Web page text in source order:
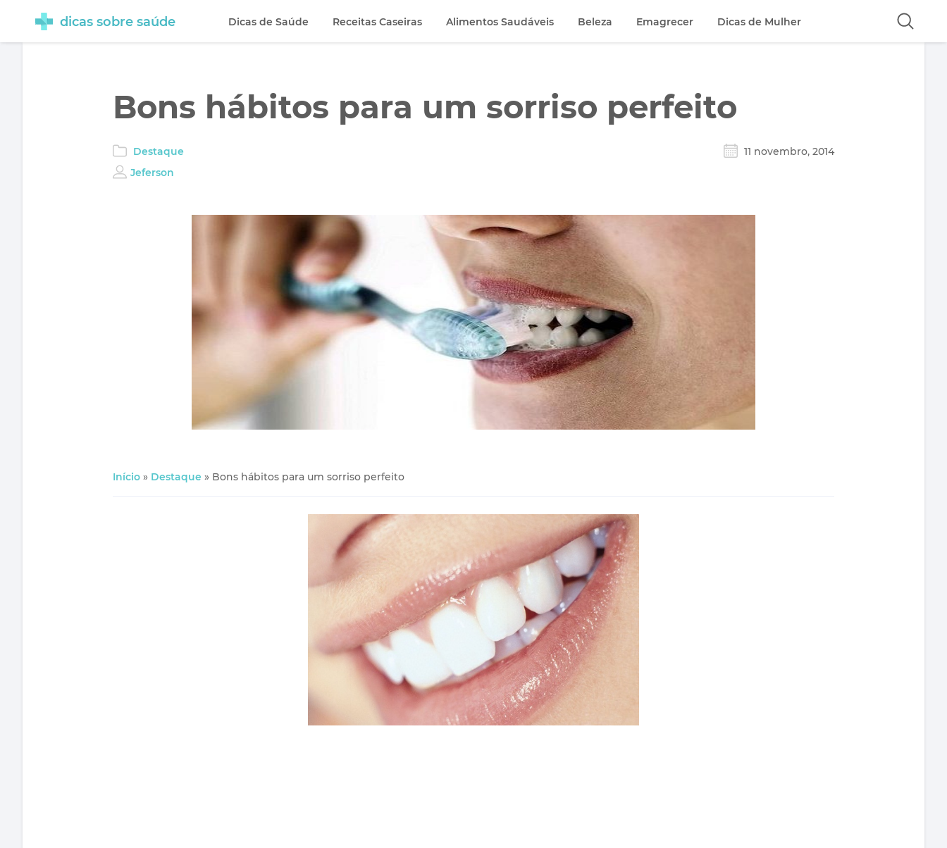
Bons hábitos para um sorriso perfeito
Destaque
11 novembro, 2014
Jeferson
Início » Destaque » Bons hábitos para um sorriso perfeito
dicas sobre saúde Dicas de Saúde Receitas Caseiras Alimentos Saudáveis Beleza Emagrecer Dicas de Mulher